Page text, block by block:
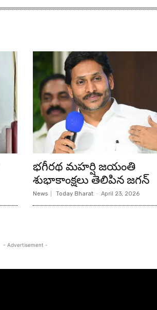
భగీరథ మహర్షి జయంతి
శుభాకాంక్షలు తెలిపిన జగన్‌
News Today Bharat - April 23, 2026
- Advertisement -